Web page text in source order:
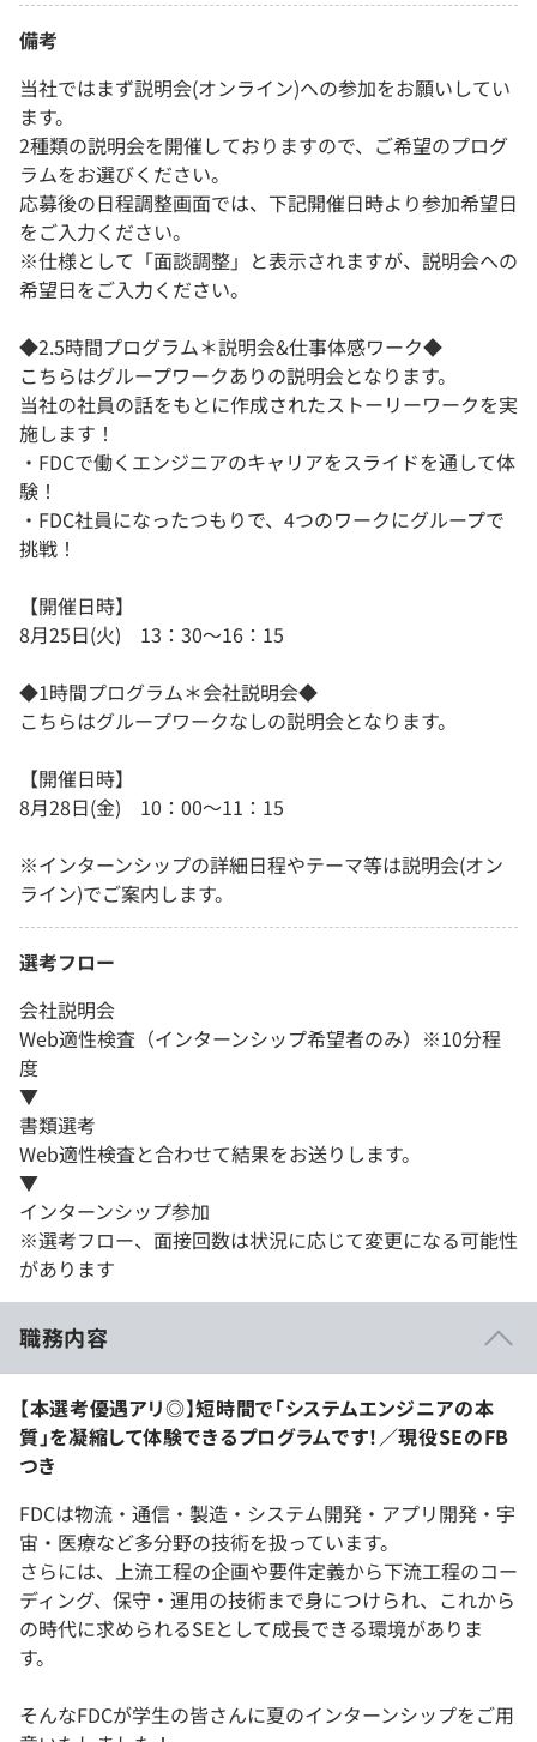
備考
当社ではまず説明会(オンライン)への参加をお願いしてい
ます。
2種類の説明会を開催しておりますので、ご希望のプログ
ラムをお選びください。
応募後の日程調整画面では、下記開催日時より参加希望日
をご入力ください。
※仕様として「面談調整」と表示されますが、説明会への
希望日をご入力ください。
◆2.5時間プログラム＊説明会&仕事体感ワーク◆
こちらはグループワークありの説明会となります。
当社の社員の話をもとに作成されたストーリーワークを実
施します！
・FDCで働くエンジニアのキャリアをスライドを通して体
験！
・FDC社員になったつもりで、4つのワークにグループで
挑戦！
【開催日時】
8月25日(火) 13：30～16：15
◆1時間プログラム＊会社説明会◆
こちらはグループワークなしの説明会となります。
【開催日時】
8月28日(金) 10：00～11：15
※インターンシップの詳細日程やテーマ等は説明会(オン
ライン)でご案内します。
選考フロー
会社説明会
Web適性検査（インターンシップ希望者のみ）※10分程
度
▼
書類選考
Web適性検査と合わせて結果をお送りします。
▼
インターンシップ参加
※選考フロー、面接回数は状況に応じて変更になる可能性
があります
職務内容
【本選考優遇アリ◎】短時間で「システムエンジニアの本
質」を凝縮して体験できるプログラムです！／現役SEのFB
つき
FDCは物流・通信・製造・システム開発・アプリ開発・宇
宙・医療など多分野の技術を扱っています。
さらには、上流工程の企画や要件定義から下流工程のコー
ディング、保守・運用の技術まで身につけられ、これから
の時代に求められるSEとして成長できる環境がありま
す。
そんなFDCが学生の皆さんに夏のインターンシップをご用